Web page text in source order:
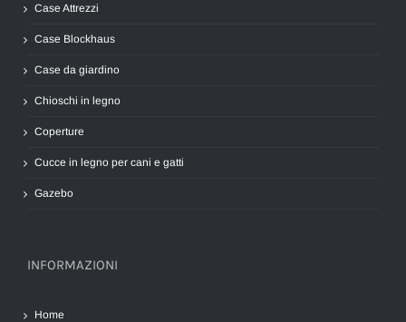
Case Attrezzi
Case Blockhaus
Case da giardino
Chioschi in legno
Coperture
Cucce in legno per cani e gatti
Gazebo
INFORMAZIONI
Home